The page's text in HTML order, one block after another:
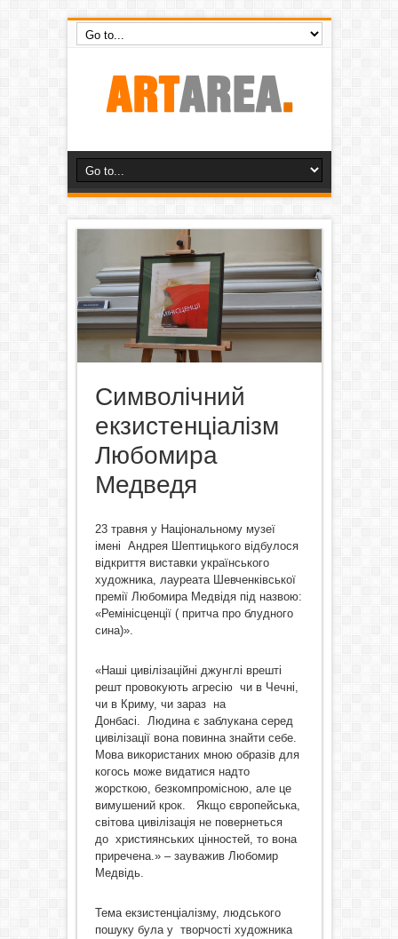
Символічний
екзистенціалізм
Любомира
Медведя
23 травня у Національному музеї
імені Андрея Шептицького відбулося
відкриття виставки українського
художника, лауреата Шевченківської
премії Любомира Медвідя під назвою:
«Ремінісценції ( притча про блудного
сина)».
«Наші цивілізаційні джунглі врешті
решт провокують агресію чи в Чечні,
чи в Криму, чи зараз на
Донбасі. Людина є заблукана серед
цивілізації вона повинна знайти себе.
Мова використаних мною образів для
когось може видатися надто
жорсткою, безкомпромісною, але це
вимушений крок. Якщо європейська,
світова цивілізація не повернеться
до християнських цінностей, то вона
приречена.» – зауважив Любомир
Медвідь.
Тема екзистенціалізму, людського
пошуку була у творчості художника